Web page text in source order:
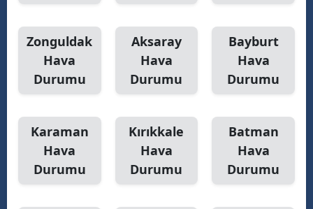
Zonguldak
Hava
Durumu
Aksaray
Hava
Durumu
Bayburt
Hava
Durumu
Karaman
Hava
Durumu
Kırıkkale
Hava
Durumu
Batman
Hava
Durumu